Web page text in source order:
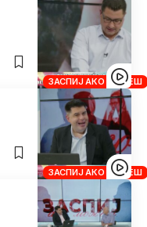
ЗАСПИЈ АКО МОЖЕШ
ЗАСПИЈ АКО МОЖЕШ